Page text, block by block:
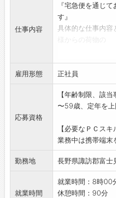
仕事内容
『宅急便を通じ
す』
具体的な仕事内容
お預かりやお届け
・荷物の重さは
内の荷物が
大半です。
・集配車(2トン
す。
雇用形態 正社員
応募資格
【年齢制限、該当
〜59歳、定年を上
【必要なＰＣスキ
業務中は携帯端末
勤務地 長野県諏訪郡富士
就業時間
就業時間：8時00
休憩時間：90分